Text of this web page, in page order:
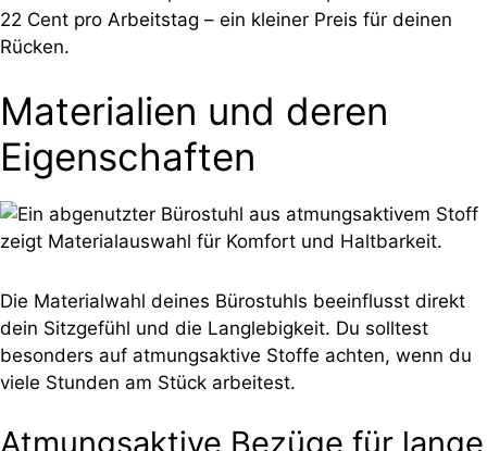
22 Cent pro Arbeitstag – ein kleiner Preis für deinen
Rücken.
Materialien und deren
Eigenschaften
Die Materialwahl deines Bürostuhls beeinflusst direkt
dein Sitzgefühl und die Langlebigkeit. Du solltest
besonders auf atmungsaktive Stoffe achten, wenn du
viele Stunden am Stück arbeitest.
Atmungsaktive Bezüge für lange